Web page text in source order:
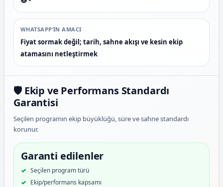
WHATSAPP’IN AMACI
Fiyat sormak değil; tarih, sahne akışı ve kesin ekip
atamasını netleştirmek
🛡️ Ekip ve Performans Standardı
Garantisi
Seçilen programın ekip büyüklüğü, süre ve sahne standardı
korunur.
Garanti edilenler
Seçilen program türü
Ekip/performans kapsamı